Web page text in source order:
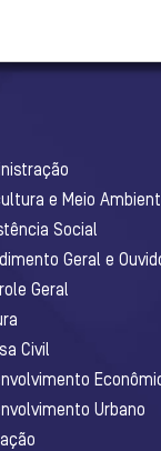
e Meio
Social
Geral e
Geral
Civil
Urbano